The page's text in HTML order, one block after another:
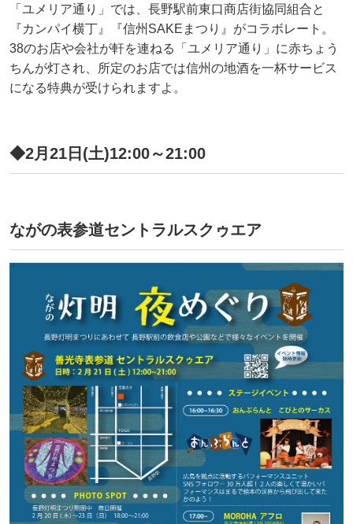
「ユメリア通り」では、長野駅前東口商店街協同組合と
『カンパイ横丁』『信州SAKEまつり』がコラボレート。
38のお店や会社が軒を連ねる「ユメリア通り」に赤ちょう
ちんが灯され、所定のお店では信州の地酒を一杯サービス
になる特典が受けられますよ。
◆2月21日(土)12:00～21:00
ながの表参道セントラルスクゥエア